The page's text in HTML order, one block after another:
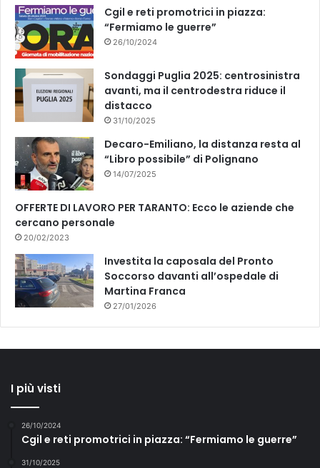
k
Cgil e reti promotrici in piazza:
“Fermiamo le guerre”
26/10/2024
Sondaggi Puglia 2025: centrosinistra
avanti, ma il centrodestra riduce il
distacco
31/10/2025
Decaro-Emiliano, la distanza resta al
“Libro possibile” di Polignano
14/07/2025
OFFERTE DI LAVORO PER TARANTO: Ecco le aziende che
cercano personale
20/02/2023
Investita la caposala del Pronto
Soccorso davanti all’ospedale di
Martina Franca
27/01/2026
I più visti
26/10/2024
Cgil e reti promotrici in piazza: “Fermiamo le guerre”
31/10/2025